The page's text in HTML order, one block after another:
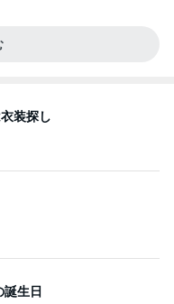
装探し
生日